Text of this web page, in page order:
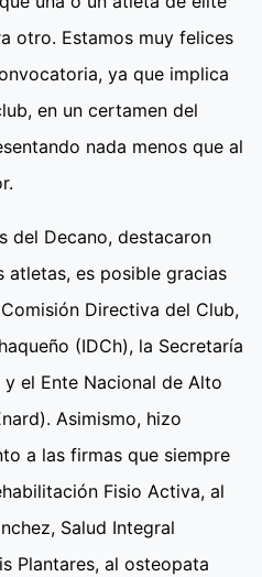
otro. Estamos muy felices
ya que implica
en un certamen del
nada menos que al
del Decano, destacaron
es posible gracias
Directiva del Club,
(IDCh), la Secretaría
el Ente Nacional de Alto
Asimismo, hizo
a las firmas que siempre
Fisio Activa, al
Salud Integral
Plantares, al osteopata